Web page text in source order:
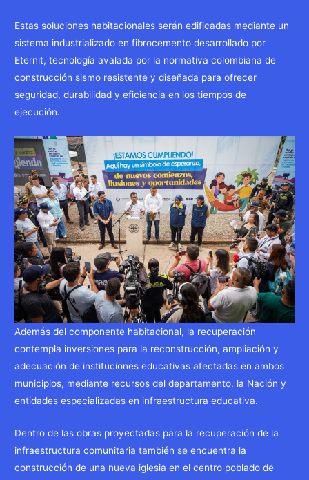
Estas soluciones habitacionales serán edificadas mediante un
sistema industrializado en fibrocemento desarrollado por
Eternit, tecnología avalada por la normativa colombiana de
construcción sismo resistente y diseñada para ofrecer
seguridad, durabilidad y eficiencia en los tiempos de
ejecución.
Además del componente habitacional, la recuperación
contempla inversiones para la reconstrucción, ampliación y
adecuación de instituciones educativas afectadas en ambos
municipios, mediante recursos del departamento, la Nación y
entidades especializadas en infraestructura educativa.
Dentro de las obras proyectadas para la recuperación de la
infraestructura comunitaria también se encuentra la
construcción de una nueva iglesia en el centro poblado de